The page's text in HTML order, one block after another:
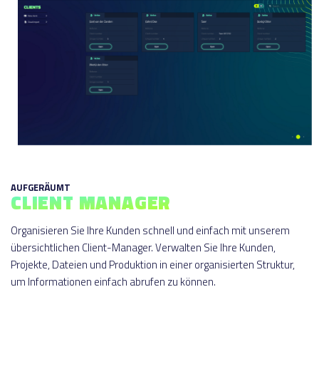
AUFGERÄUMT
CLIENT MANAGER
Organisieren Sie Ihre Kunden schnell und einfach mit unserem
übersichtlichen Client-Manager. Verwalten Sie Ihre Kunden,
Projekte, Dateien und Produktion in einer organisierten Struktur,
um Informationen einfach abrufen zu können.